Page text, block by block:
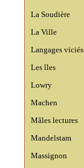
La Soudière
La Ville
Langages viciés
Les îles
Lowry
Machen
Mâles lectures
Mandelstam
Massignon